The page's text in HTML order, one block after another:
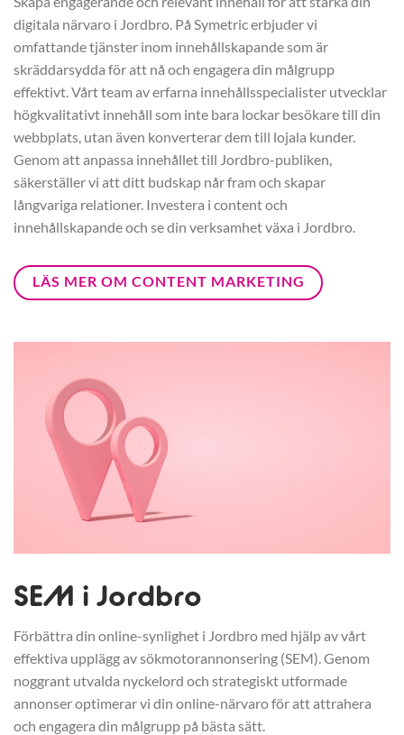
digitala närvaro i Jordbro. På Symetric erbjuder vi
omfattande tjänster inom innehållskapande som är
skräddarsydda för att nå och engagera din målgrupp
effektivt. Vårt team av erfarna innehållsspecialister utvecklar
högkvalitativt innehåll som inte bara lockar besökare till din
webbplats, utan även konverterar dem till lojala kunder.
Genom att anpassa innehållet till Jordbro-publiken,
säkerställer vi att ditt budskap når fram och skapar
långvariga relationer. Investera i content och
innehållskapande och se din verksamhet växa i Jordbro.
LÄS MER OM CONTENT MARKETING
SEM i Jordbro
Förbättra din online-synlighet i Jordbro med hjälp av vårt
effektiva upplägg av sökmotorannonsering (SEM). Genom
noggrant utvalda nyckelord och strategiskt utformade
annonser optimerar vi din online-närvaro för att attrahera
och engagera din målgrupp på bästa sätt.